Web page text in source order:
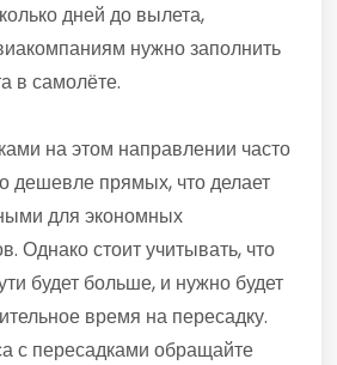
дней до вылета,
нужно заполнить
в самолёте.
на этом направлении часто
дешевле прямых, что делает
для экономных
Однако стоит учитывать, что
будет больше, и нужно будет
время на пересадку.
с пересадками обращайте